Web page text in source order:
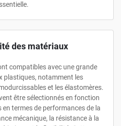
des matériaux
compatibles avec une grande
plastiques, notamment les
et les élastomères.
être sélectionnés en fonction
en termes de performances de la
mécanique, la résistance à la